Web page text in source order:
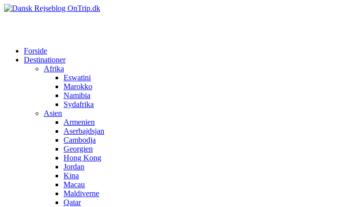
Forside
Destinationer
Afrika
Eswatini
Marokko
Namibia
Sydafrika
Asien
Armenien
Aserbajdsjan
Cambodja
Georgien
Hong Kong
Jordan
Kina
Macau
Maldiverne
Qatar